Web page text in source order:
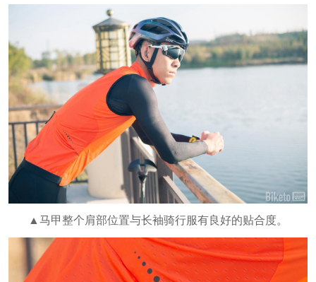
▲马甲整个肩部位置与长袖骑行服有良好的贴合度。